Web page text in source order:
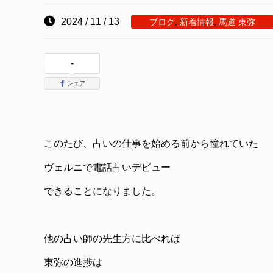
2024 / 11 / 13 ブログ 新着情報 馬道 東弥
-
シェア
このたび、占いの仕事を始める前から憧れていた
ヴェルニで電話占いデビュー
できることになりました。
他の占い師の先生方に比べれば
東弥の進捗は